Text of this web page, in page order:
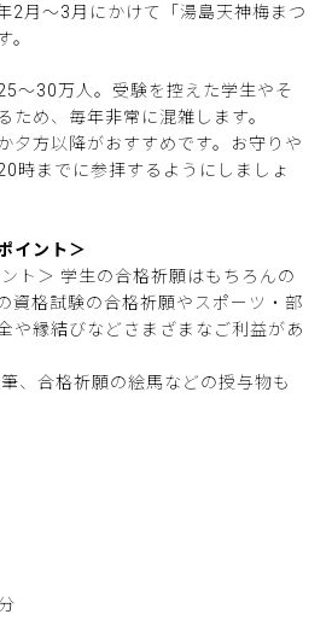
2月〜3月にかけて「湯島天神梅まつ
。
～30万人。受験を控えた学生やそ
ため、毎年非常に混雑します。
夕方以降がおすすめです。お守りや
時までに参拝するようにしましょ
イント＞
ト＞ 学生の合格祈願はもちろんの
資格試験の合格祈願やスポーツ・部
や縁結びなどさまざまなご利益があ
、合格祈願の絵馬などの授与物も